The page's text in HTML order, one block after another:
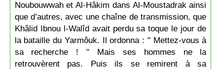
Noubouwwah et Al-Hâkim dans Al-Moustadrak ainsi
que d’autres, avec une chaîne de transmission, que
Khâlid Ibnou l-Walîd avait perdu sa toque le jour de
la bataille du Yarmôuk. Il ordonna : " Mettez-vous à
sa recherche ! " Mais ses hommes ne la
retrouvèrent pas. Puis ils se remirent à sa